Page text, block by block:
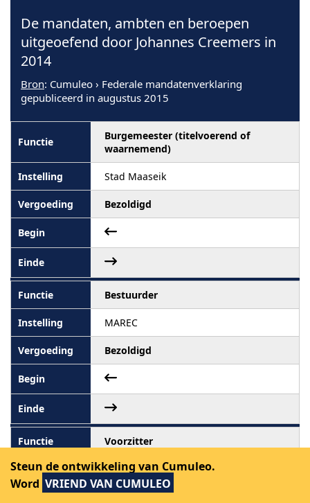
De mandaten, ambten en beroepen
uitgeoefend door Johannes Creemers in
2014
Bron: Cumuleo › Federale mandatenverklaring
gepubliceerd in augustus 2015
Burgemeester (titelvoerend of
waarnemend)
Stad Maaseik
Bezoldigd
Bestuurder
MAREC
Bezoldigd
Voorzitter
De Meander
Steun de ontwikkeling van Cumuleo.
Word VRIEND VAN CUMULEO